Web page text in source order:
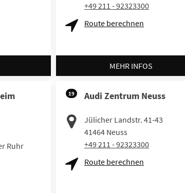
+49 211 - 92323300
Route berechnen
MEHR INFOS
Ruhr
19 Audi Zentrum Neuss
Jülicher Landstr. 41-43
41464 Neuss
+49 211 - 92323300
Route berechnen